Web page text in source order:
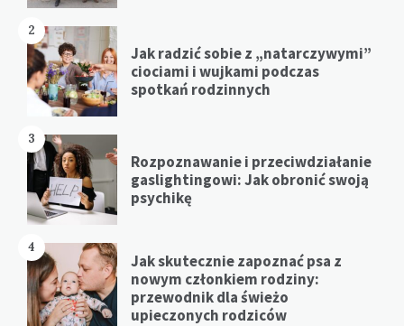
2
Jak radzić sobie z „natarczywymi”
ciociami i wujkami podczas
spotkań rodzinnych
3
Rozpoznawanie i przeciwdziałanie
gaslightingowi: Jak obronić swoją
psychikę
4
Jak skutecznie zapoznać psa z
nowym członkiem rodziny:
przewodnik dla świeżo
upieczonych rodziców